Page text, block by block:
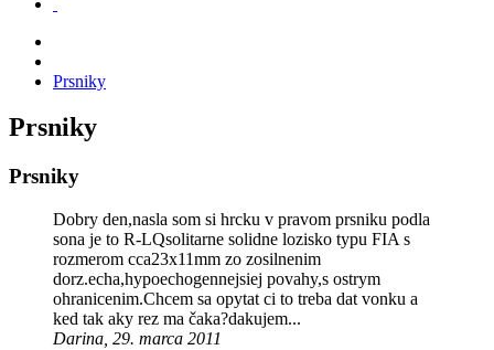
Prsniky
Prsniky
Prsniky
Dobry den,nasla som si hrcku v pravom prsniku podla
sona je to R-LQsolitarne solidne lozisko typu FIA s
rozmerom cca23x11mm zo zosilnenim
dorz.echa,hypoechogennejsiej povahy,s ostrym
ohranicenim.Chcem sa opytat ci to treba dat vonku a
ked tak aky rez ma čaka?dakujem...
Darina, 29. marca 2011